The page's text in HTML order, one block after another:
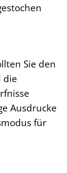
Sie den
die
Ausdrucke
für